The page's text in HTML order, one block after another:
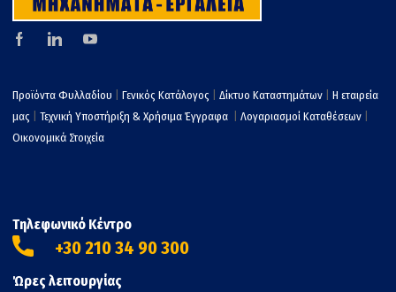
Προϊόντα Φυλλαδίου Γενικός Κατάλογος Δίκτυο Καταστημάτων
Η εταιρεία
μας
Τεχνική Υποστήριξη & Χρήσιμα Έγγραφα Λογαριασμοί Καταθέσεων
Οικονομικά Στοιχεία
Τηλεφωνικό Κέντρο
+30 210 34 90 300
Ώρες λειτουργίας